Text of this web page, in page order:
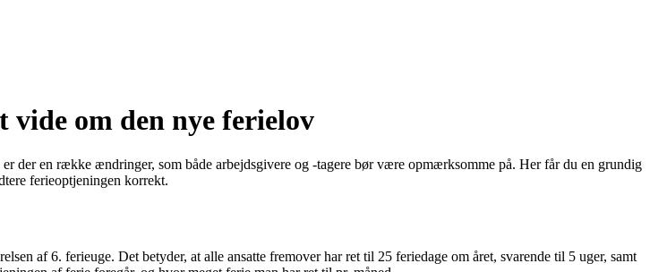
vide om den nye ferielov
der en række ændringer, som både arbejdsgivere og -tagere bør være opmærksomme på. Her får du en grundig
ferieoptjeningen korrekt.
af 6. ferieuge. Det betyder, at alle ansatte fremover har ret til 25 feriedage om året, svarende til 5 uger, samt